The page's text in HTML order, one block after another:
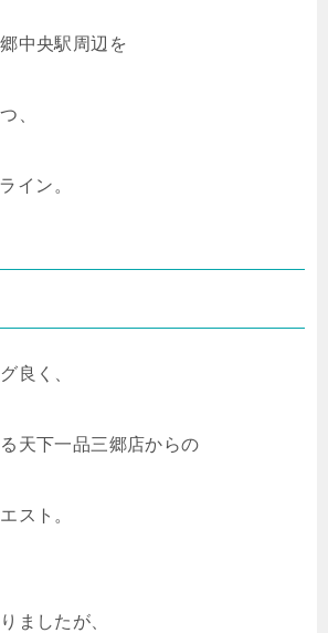
中央駅周辺を
、
イン。
良く、
天下一品三郷店からの
スト。
ましたが、